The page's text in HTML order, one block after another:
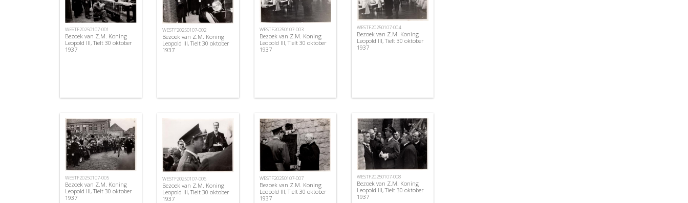
WESTF20250107-001
Bezoek van Z.M. Koning
Leopold III, Tielt 30 oktober
1937
WESTF20250107-002
Bezoek van Z.M. Koning
Leopold III, Tielt 30 oktober
1937
WESTF20250107-003
Bezoek van Z.M. Koning
Leopold III, Tielt 30 oktober
1937
WESTF20250107-004
Bezoek van Z.M. Koning
Leopold III, Tielt 30 oktober
1937
WESTF20250107-005
Bezoek van Z.M. Koning
Leopold III, Tielt 30 oktober
1937
WESTF20250107-006
Bezoek van Z.M. Koning
Leopold III, Tielt 30 oktober
1937
WESTF20250107-007
Bezoek van Z.M. Koning
Leopold III, Tielt 30 oktober
1937
WESTF20250107-008
Bezoek van Z.M. Koning
Leopold III, Tielt 30 oktober
1937